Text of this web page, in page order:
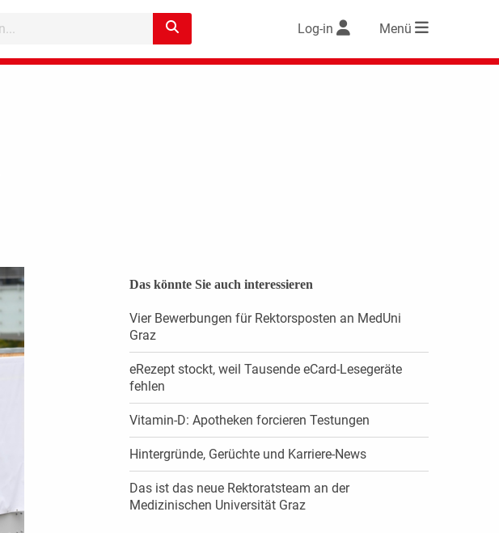
Log-in Menü
Das könnte Sie auch interessieren
Vier Bewerbungen für Rektorsposten an MedUni
Graz
eRezept stockt, weil Tausende eCard-Lesegeräte
fehlen
Vitamin-D: Apotheken forcieren Testungen
Hintergründe, Gerüchte und Karriere-News
Das ist das neue Rektoratsteam an der
Medizinischen Universität Graz